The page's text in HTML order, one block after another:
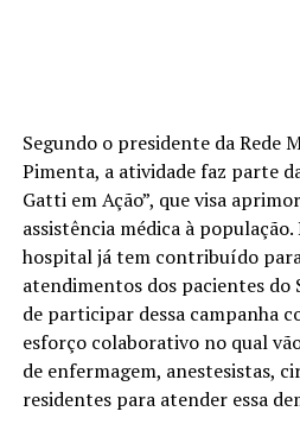
Segundo o presidente da Rede
Pimenta, a atividade faz parte
Gatti em Ação”, que visa
assistência médica à
hospital já tem contribuído
atendimentos dos pacientes do
de participar dessa campanha
esforço colaborativo no qual
de enfermagem, anestesistas,
residentes para atender essa